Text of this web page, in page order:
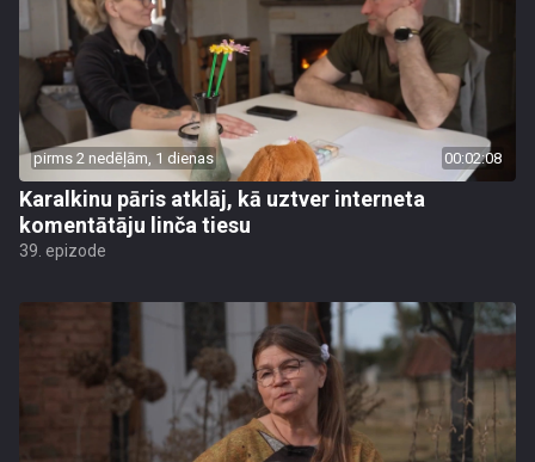
pirms 2 nedēļām, 1 dienas 00:02:08
Karalkinu pāris atklāj, kā uztver interneta
komentātāju linča tiesu
39. epizode